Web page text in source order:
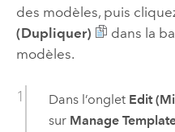
des modèles, puis
(Dupliquer)
dans la
modèles.
Dans l’onglet Edit
sur Manage